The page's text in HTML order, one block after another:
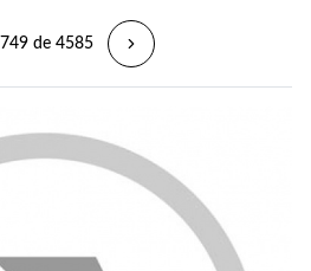
749 de 4585